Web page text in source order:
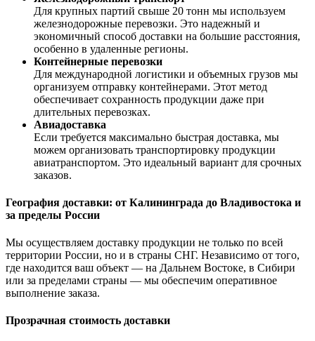
Для крупных партий свыше 20 тонн мы используем
железнодорожные перевозки. Это надежный и
экономичный способ доставки на большие расстояния,
особенно в удаленные регионы.
Контейнерные перевозки
Для международной логистики и объемных грузов мы
организуем отправку контейнерами. Этот метод
обеспечивает сохранность продукции даже при
длительных перевозках.
Авиадоставка
Если требуется максимально быстрая доставка, мы
можем организовать транспортировку продукции
авиатранспортом. Это идеальный вариант для срочных
заказов.
География доставки: от Калининграда до Владивостока и
за пределы России
Мы осуществляем доставку продукции не только по всей
территории России, но и в страны СНГ. Независимо от того,
где находится ваш объект — на Дальнем Востоке, в Сибири
или за пределами страны — мы обеспечим оперативное
выполнение заказа.
Прозрачная стоимость доставки